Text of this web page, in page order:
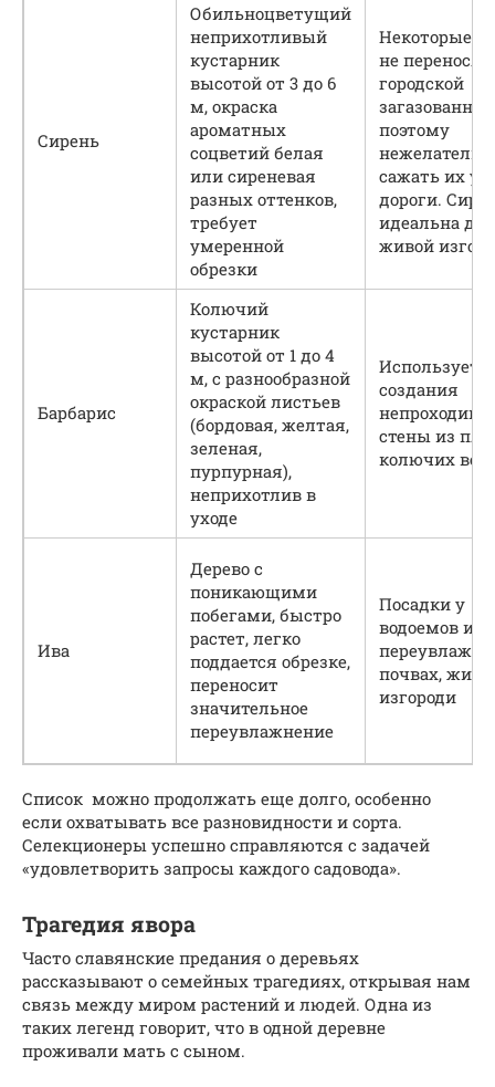
Сирень
Обильноцветущий
неприхотливый
кустарник
высотой от 3 до 6
м, окраска
ароматных
соцветий белая
или сиреневая
разных оттенков,
требует
умеренной
обрезки
Некоторые
не переносят
городской
поэтому
сажать их у
дороги.
идеальна
живой
Барбарис
Колючий
кустарник
высотой от 1 до 4
м, с разнообразной
окраской листьев
(бордовая, желтая,
зеленая,
пурпурная),
неприхотлив в
уходе
создания
стены из
колючих
Ива
Дерево с
поникающими
побегами, быстро
растет, легко
поддается обрезке,
переносит
значительное
переувлажнение
Посадки у
водоемов
почвах,
изгороди
Список можно продолжать еще долго, особенно
если охватывать все разновидности и сорта.
Селекционеры успешно справляются с задачей
«удовлетворить запросы каждого садовода».
Трагедия явора
Часто славянские предания о деревьях
рассказывают о семейных трагедиях, открывая нам
связь между миром растений и людей. Одна из
таких легенд говорит, что в одной деревне
проживали мать с сыном.